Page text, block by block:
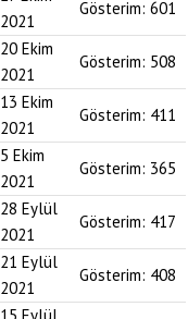
2021
Gösterim: 601
20 Ekim
2021
Gösterim: 508
13 Ekim
2021
Gösterim: 411
5 Ekim
2021
Gösterim: 365
28 Eylül
2021
Gösterim: 417
21 Eylül
2021
Gösterim: 408